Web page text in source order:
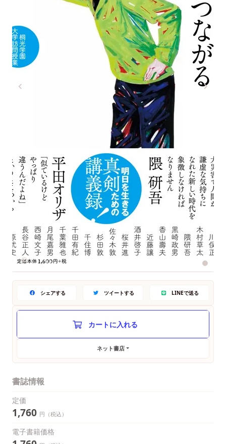
シェアする ツイートする LINEで送る
ネット書店
書誌情報
定価
1,760 円（税込）
電子書籍価格